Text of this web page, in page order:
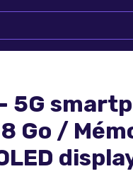
5G
Go /